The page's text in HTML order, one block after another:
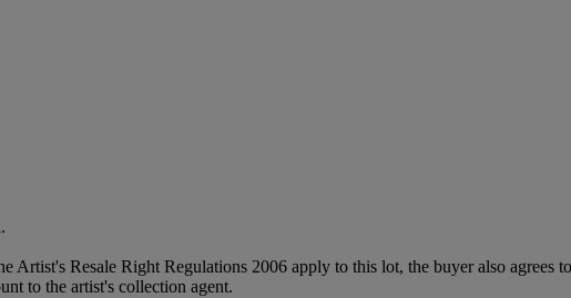
Artist's Resale Right Regulations 2006 apply to this lot, the buyer also agrees
to the artist's collection agent.